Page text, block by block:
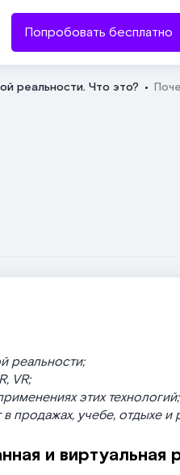
Попробовать бесплатно
реальности. Что это?
реальности;
VR;
этих технологий;
продажах, учебе, отдыхе и
и виртуальная